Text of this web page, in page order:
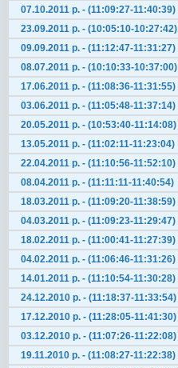
07.10.2011 р. - (11:09:27-11:40:39)
23.09.2011 р. - (10:05:10-10:27:42)
09.09.2011 р. - (11:12:47-11:31:27)
08.07.2011 р. - (10:10:33-10:37:00)
17.06.2011 р. - (11:08:36-11:31:55)
03.06.2011 р. - (11:05:48-11:37:14)
20.05.2011 р. - (10:53:40-11:14:08)
13.05.2011 р. - (11:02:11-11:23:04)
22.04.2011 р. - (11:10:56-11:52:10)
08.04.2011 р. - (11:11:11-11:40:54)
18.03.2011 р. - (11:09:20-11:38:59)
04.03.2011 р. - (11:09:23-11:29:47)
18.02.2011 р. - (11:00:41-11:27:39)
04.02.2011 р. - (11:06:46-11:31:26)
14.01.2011 р. - (11:10:54-11:30:28)
24.12.2010 р. - (11:18:37-11:33:54)
17.12.2010 р. - (11:28:05-11:41:30)
03.12.2010 р. - (11:07:26-11:22:08)
19.11.2010 р. - (11:08:27-11:22:38)